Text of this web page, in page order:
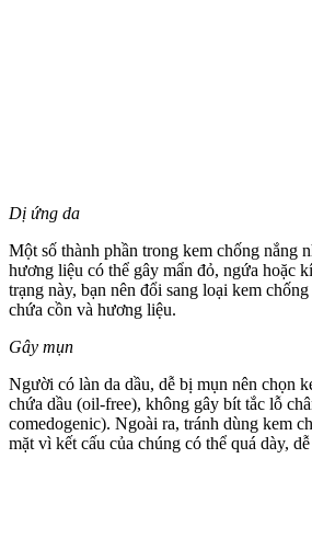
Dị ứng da
Một số thành phần trong kem chống nắng
hương liệu có thể gây mẩn đỏ, ngứa hoặc
trạng này, bạn nên đổi sang loại kem
chứa cồn và hương liệu.
Gây mụn
Người có làn da dầu, dễ bị mụn nên chọn
chứa dầu (oil-free), không gây bít tắc lỗ
comedogenic). Ngoài ra, tránh dùng kem
mặt vì kết cấu của chúng có thể quá dày,